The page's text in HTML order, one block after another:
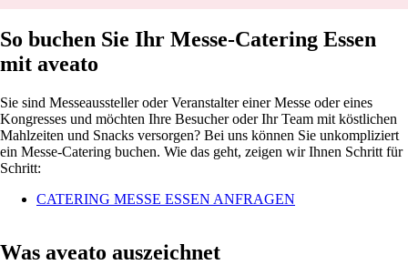
So buchen Sie Ihr Messe-Catering Essen
mit aveato
Sie sind Messeaussteller oder Veranstalter einer Messe oder eines
Kongresses und möchten Ihre Besucher oder Ihr Team mit köstlichen
Mahlzeiten und Snacks versorgen? Bei uns können Sie unkompliziert
ein Messe-Catering buchen. Wie das geht, zeigen wir Ihnen Schritt für
Schritt:
CATERING MESSE ESSEN ANFRAGEN
Was aveato auszeichnet